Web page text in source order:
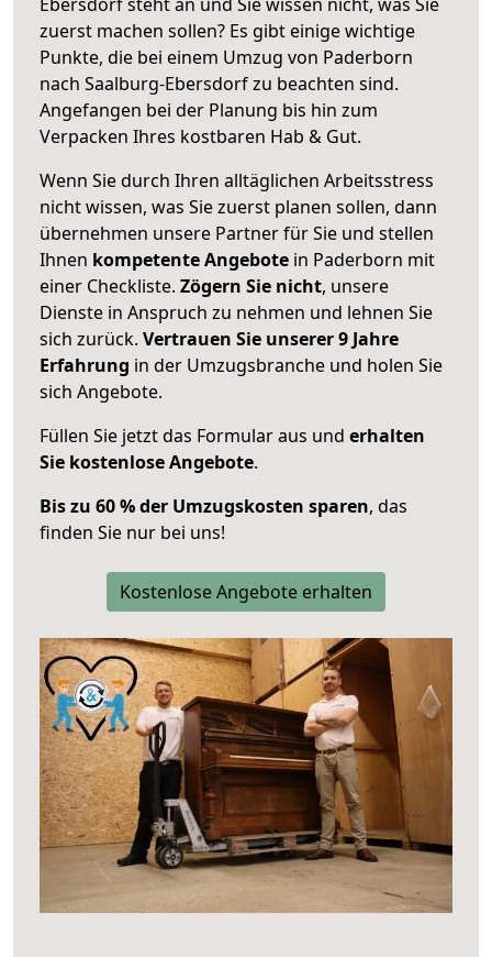
zuerst machen sollen? Es gibt einige wichtige
Punkte, die bei einem Umzug von Paderborn
nach Saalburg-Ebersdorf zu beachten sind.
Angefangen bei der Planung bis hin zum
Verpacken Ihres kostbaren Hab & Gut.
Wenn Sie durch Ihren alltäglichen Arbeitsstress
nicht wissen, was Sie zuerst planen sollen, dann
übernehmen unsere Partner für Sie und stellen
Ihnen kompetente Angebote in Paderborn mit
einer Checkliste. Zögern Sie nicht, unsere
Dienste in Anspruch zu nehmen und lehnen Sie
sich zurück. Vertrauen Sie unserer 9 Jahre
Erfahrung in der Umzugsbranche und holen Sie
sich Angebote.
Füllen Sie jetzt das Formular aus und erhalten
Sie kostenlose Angebote.
Bis zu 60 % der Umzugskosten sparen, das
finden Sie nur bei uns!
Kostenlose Angebote erhalten